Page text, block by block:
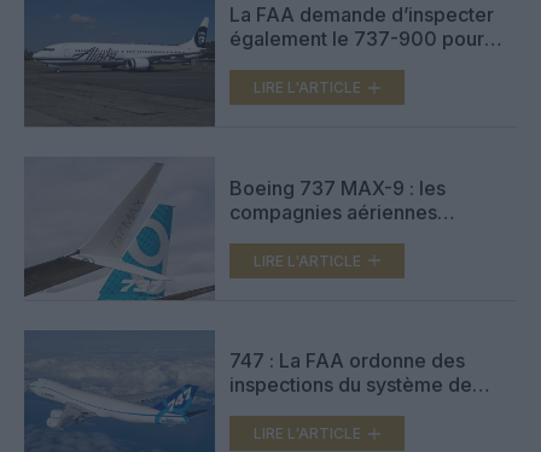
La FAA demande d’inspecter
également le 737-900 pour
porte défectueux
LIRE L'ARTICLE
Boeing 737 MAX-9 : les
compagnies aériennes
inspection
LIRE L'ARTICLE
747 : La FAA ordonne des
inspections du système de
LIRE L'ARTICLE